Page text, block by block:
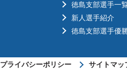
徳島支部選手一
新人選手紹介
徳島支部選手優
プライバシーポリシー サイトマッ